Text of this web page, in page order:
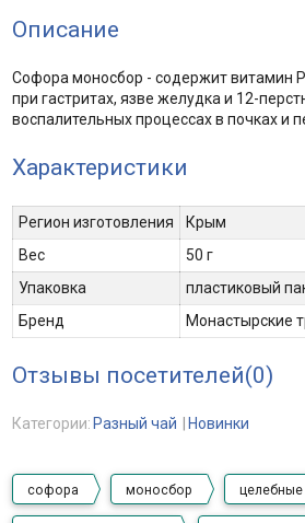
Описание
Софора моносбор - содержит витамин
при гастритах, язве желудка и 12-
воспалительных процессах в почках и
Характеристики
Регион изготовления
Крым
Вес
50 г
Упаковка
пластиковый
Бренд
Монастырские
Отзывы посетителей(0)
Категории: Разный чай Новинки
софора моносбор целебные